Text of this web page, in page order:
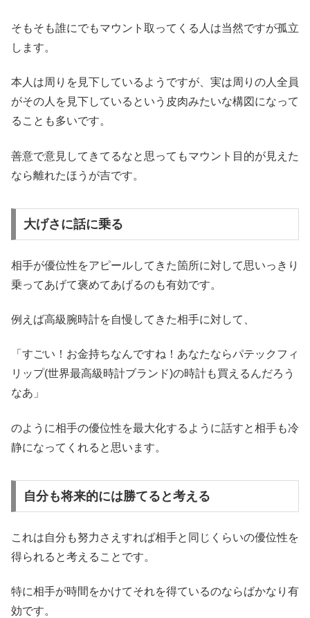
そもそも誰にでもマウント取ってくる人は当然ですが孤立
します。
本人は周りを見下しているようですが、実は周りの人全員
がその人を見下しているという皮肉みたいな構図になって
ることも多いです。
善意で意見してきてるなと思ってもマウント目的が見えた
なら離れたほうが吉です。
大げさに話に乗る
相手が優位性をアピールしてきた箇所に対して思いっきり
乗ってあげて褒めてあげるのも有効です。
例えば高級腕時計を自慢してきた相手に対して、
「すごい！お金持ちなんですね！あなたならパテックフィ
リップ(世界最高級時計ブランド)の時計も買えるんだろう
なあ」
のように相手の優位性を最大化するように話すと相手も冷
静になってくれると思います。
自分も将来的には勝てると考える
これは自分も努力さえすれば相手と同じくらいの優位性を
得られると考えることです。
特に相手が時間をかけてそれを得ているのならばかなり有
効です。